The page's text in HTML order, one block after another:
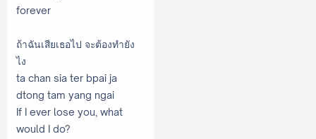
forever
ถ้าฉันเสียเธอไป จะต้องทำยัง
ไง
ta chan sia ter bpai ja
dtong tam yang ngai
If I ever lose you, what
would I do?